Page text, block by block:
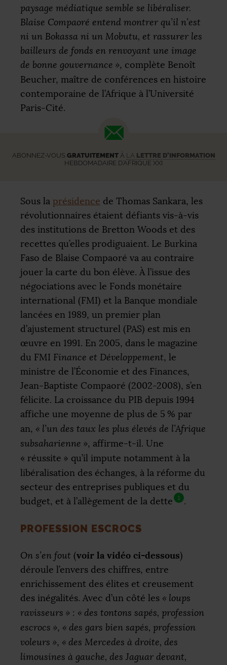
paysage médiatique semble se libéraliser.
Blaise Compaoré entend montrer qu’il n’est
ni un Bokassa ni un Mobutu, et rassurer les
bailleurs de fonds en renvoyant une image
de bonne gouvernance », complète Benoît
Beucher, maître de conférences en histoire
contemporaine de l’Afrique à l’Université
Paris-Cité.
ABONNEZ-VOUS GRATUITEMENTÀ LA LETTRE D’INFORMATION
HEBDOMADAIRE D’AFRIQUE XXI
Sous la présidence de Thomas Sankara, les
révolutionnaires étaient défiants vis-à-vis
des institutions de Bretton Woods et des
recettes qu’elles prodiguaient. Le Burkina
Faso de Blaise Compaoré va au contraire
jouer la carte du bon élève. À l’issue des
négociations avec le Fonds monétaire
international (FMI) et la Banque mondiale
lancées en 1989, un premier plan
d’ajustement structurel (PAS) est mis en
œuvre en 1991. En 2005, dans le magazine
du FMI Finance et Développement, le
ministre de l’Économie et des Finances,
Jean-Baptiste Compaoré (2002-2008), s’en
félicite. La croissance du PIB depuis 1994
affiche une moyenne de plus de 5 % par
an, « l’un des taux les plus élevés de l’Afrique
subsaharienne », affirme-t-il. Une
« réussite » qu’il impute notamment à la
libéralisation des échanges, à la réforme du
secteur des entreprises publiques et du
budget, et à l’allègement de la dette
1 .
PROFESSION ESCROCS
On s’en fout (voir la vidéo ci-dessous)
déroule l’envers des chiffres, entre
enrichissement des élites et creusement
des inégalités. Avec d’un côté les « loups
ravisseurs » : « des tontons sapés, profession
escrocs », « des gars bien sapés, profession
voleurs », « des Mercedes à droite, des
limousines à gauche, des Jaguar devant,